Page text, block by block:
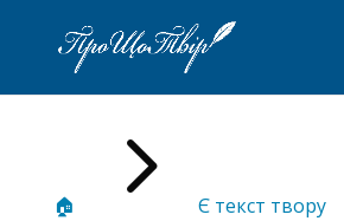
🏠 5 Є текст твору